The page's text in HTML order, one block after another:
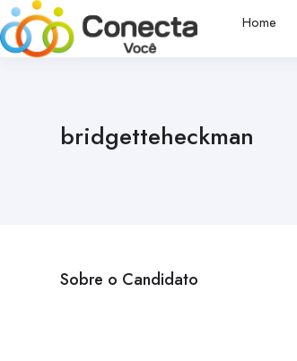
Home
bridgetteheckman
Sobre o Candidato